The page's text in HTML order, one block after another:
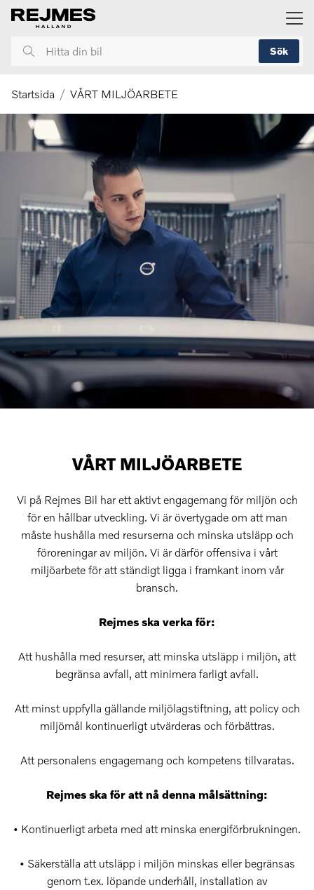
huvudinnehållet
Hitta
bil
Sök
Startsida VÅRT MILJÖARBETE
VÅRT MILJÖARBETE
Vi på Rejmes Bil har ett aktivt engagemang för miljön och
för en hållbar utveckling. Vi är övertygade om att man
måste hushålla med resurserna och minska utsläpp och
föroreningar av miljön. Vi är därför offensiva i vårt
miljöarbete för att ständigt ligga i framkant inom vår
bransch.
Rejmes ska verka för:
Att hushålla med resurser, att minska utsläpp i miljön, att
begränsa avfall, att minimera farligt avfall.
Att minst uppfylla gällande miljölagstiftning, att policy och
miljömål kontinuerligt utvärderas och förbättras.
Att personalens engagemang och kompetens tillvaratas.
Rejmes ska för att nå denna målsättning:
• Kontinuerligt arbeta med att minska energiförbrukningen.
• Säkerställa att utsläpp i miljön minskas eller begränsas
genom t.ex. löpande underhåll, installation av